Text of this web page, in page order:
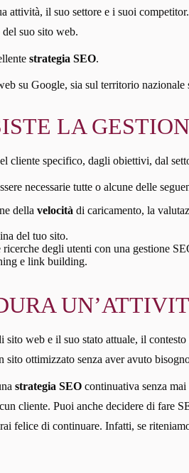
il suo settore e i suoi
suo sito web.
strategia SEO.
su Google, sia sul territorio nazionale
LA
cliente specifico, dagli obiettivi, dal
necessarie tutte o alcune delle
della velocità di caricamento, la
del tuo sito.
degli utenti con una gestione
e link building.
web e il suo stato attuale, il contesto
ottimizzato senza aver avuto
strategia SEO continuativa senza
cliente. Puoi anche decidere di fare
felice di continuare. Infatti, se